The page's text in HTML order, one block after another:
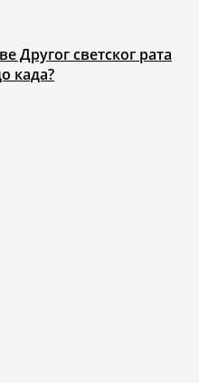
Другог светског рата
када?